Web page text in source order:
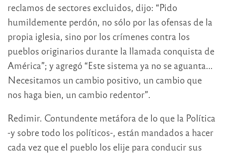
reclamos de sectores excluidos, dijo: “Pido
humildemente perdón, no sólo por las ofensas de la
propia iglesia, sino por los crímenes contra los
pueblos originarios durante la llamada conquista de
América”; y agregó “Este sistema ya no se aguanta…
Necesitamos un cambio positivo, un cambio que
nos haga bien, un cambio redentor”.
Redimir. Contundente metáfora de lo que la Política
-y sobre todo los políticos-, están mandados a hacer
cada vez que el pueblo los elije para conducir sus